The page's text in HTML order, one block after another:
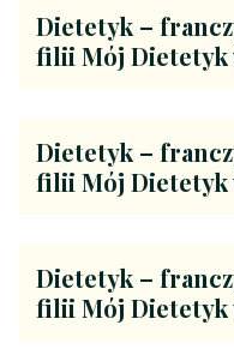
Dietetyk –
filii Mój Dietetyk
Dietetyk –
filii Mój Dietetyk
Dietetyk –
filii Mój Dietetyk